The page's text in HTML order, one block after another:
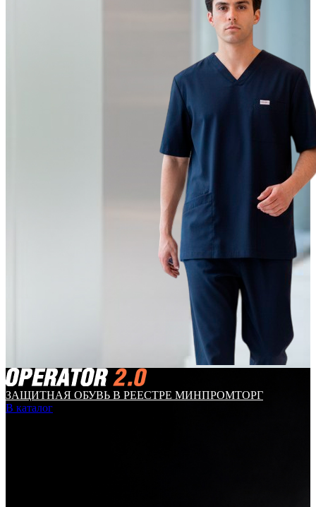
ЗАЩИТНАЯ ОБУВЬ В РЕЕСТРЕ МИНПРОМТОРГ
В каталог